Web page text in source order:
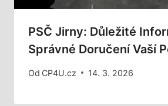
PSČ Jirny: Důležité
Správné Doručení Vaší
Od CP4U.cz 14. 3. 2026